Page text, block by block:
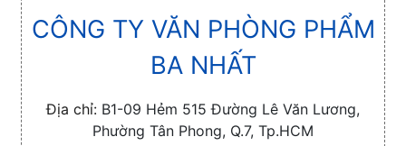
CÔNG TY VĂN PHÒNG PHẨM
BA NHẤT
Địa chỉ: B1-09 Hẻm 515 Đường Lê Văn Lương,
Phường Tân Phong, Q.7, Tp.HCM